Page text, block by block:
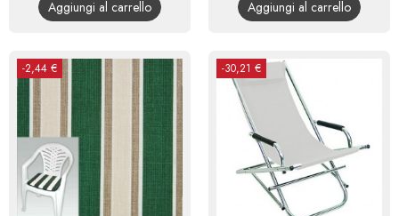
Aggiungi al carrello Aggiungi al carrello
-2,44 € -30,21 €